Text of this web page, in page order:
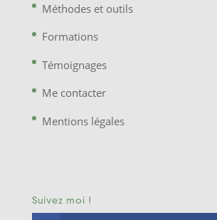
Méthodes et outils
Formations
Témoignages
Me contacter
Mentions légales
Suivez moi !